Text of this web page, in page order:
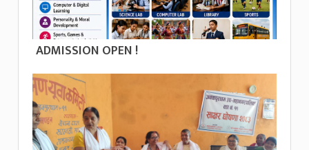
ADMISSION OPEN !